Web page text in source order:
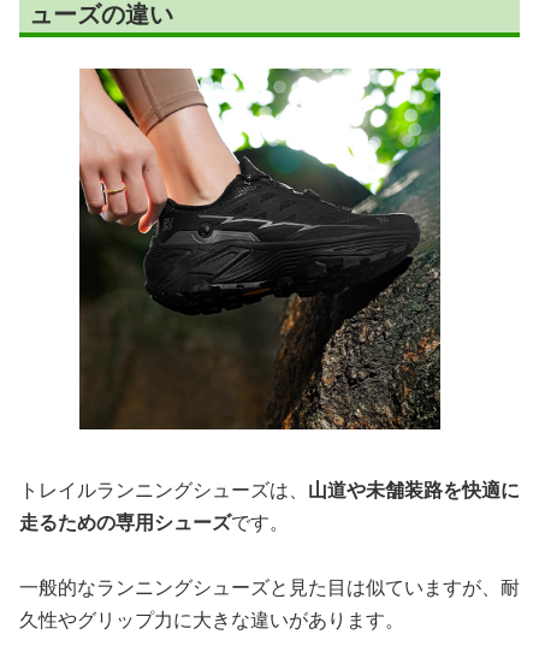
ューズの違い
トレイルランニングシューズは、 山道や未舗装路を快適に
走るための専用シューズです。
一般的なランニングシューズと見た目は似ていますが、耐
久性やグリップ力に大きな違いがあります。